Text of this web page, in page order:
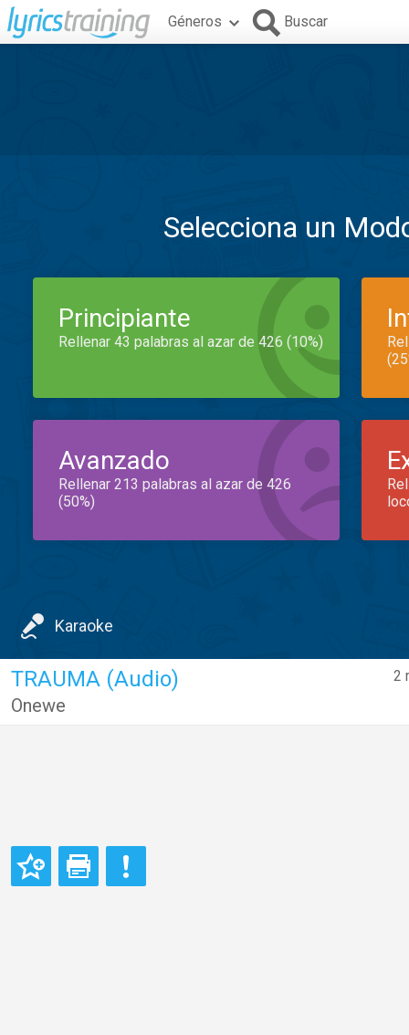
Géneros Buscar
Selecciona un
Principiante
Rellenar 43 palabras al azar de 426 (10%)
Avanzado
Rellenar 213 palabras al azar de 426
(50%)
Karaoke
2
TRAUMA (Audio)
Onewe